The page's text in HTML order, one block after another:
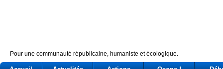
Pour une communauté républicaine, humaniste et écologique.